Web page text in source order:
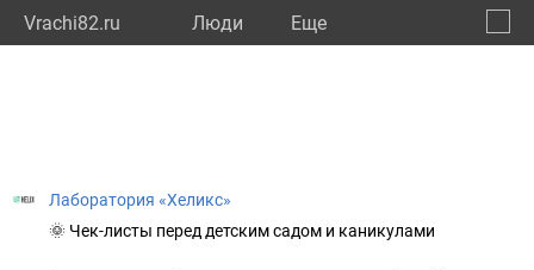
Vrachi82.ru Люди Eще
Лаборатория «Хеликс»
🌞 Чек-листы перед детским садом и каникулами